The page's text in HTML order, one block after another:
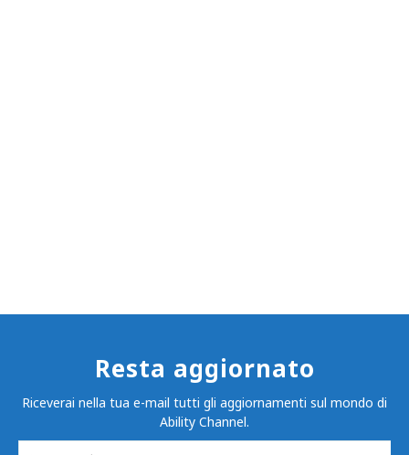
Resta aggiornato
Riceverai nella tua e-mail tutti gli aggiornamenti sul mondo di
Ability Channel.